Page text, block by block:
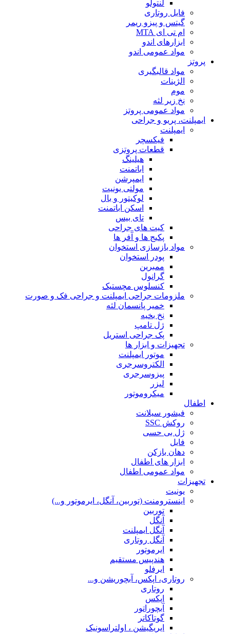
لنتولو
فایل روتاری
گیتس و پیزو ریمر
ام تی ای MTA
ابزارهای اندو
مواد عمومی اندو
پروتز
مواد قالبگیری
الژینات
موم
نخ زیر لثه
مواد عمومی پروتز
ایمپلنت، پریو و جراحی
ایمپلنت
فیکسچر
قطعات پروتزی
هیلینگ
اباتمنت
ایمپرشن
مولتی یونیت
لوکیتور و بال
اسکن اباتمنت
تای بیس
کیت های جراحی
پکیج ها و آفر ها
مواد بازسازی استخوان
پودر استخوان
ممبرین
گرانول
کنسلوس مچستیک
ملزومات جراحی ایمپلنت و جراحی فک و صورت
خمیر پانسمان لثه
نخ بخیه
ژل تامپ
پک جراحی استریل
تجهیزات و ابزار ها
موتور ایمپلنت
الکتروسرجری
پیزوسرجری
لیزر
میکروموتور
اطفال
فیشور سیلانت
روکش SSC
ژل بی حسی
فایل
دهان بازکن
ابزار های اطفال
مواد عمومی اطفال
تجهیزات
یونیت
اینسترومنت (توربین، آنگل، ایرموتور و...)
توربین
آنگل
آنگل ایمپلنت
آنگل روتاری
ایرموتور
هندپیس مستقیم
ایرفلو
روتاری، اپکس، آبچوریشن و...
روتاری
اپکس
آبچوراتور
گوتاکاتر
ایریگیشن ، اولتراسونیک